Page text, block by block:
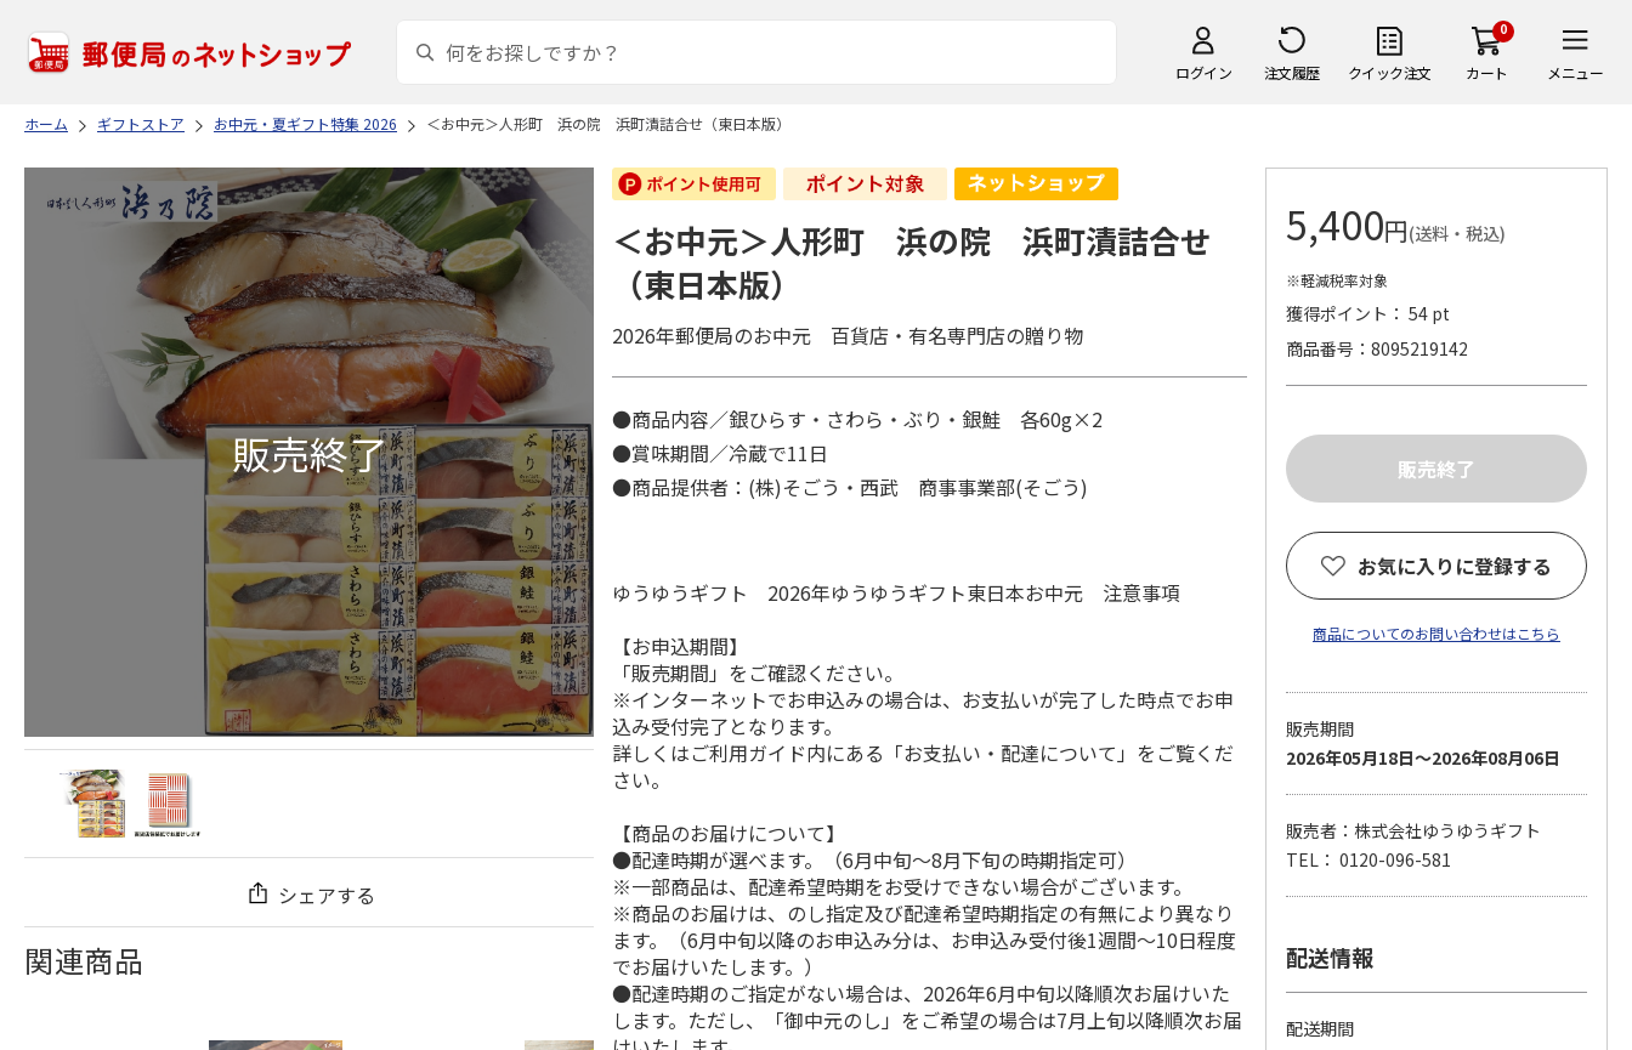
ログイン 注文履歴 クイック注文
0
カート メニュー
ホーム ギフトストア お中元・夏ギフト特集 2026 ＜お中元＞人形町 浜の院 浜町漬詰合せ（東日本版）
シェアする
関連商品
＜お中元＞人形町 浜の院 浜町漬詰合せ
（東日本版）
2026年郵便局のお中元 百貨店・有名専門店の贈り物
●商品内容／銀ひらす・さわら・ぶり・銀鮭 各60g×2
●賞味期間／冷蔵で11日
●商品提供者：(株)そごう・西武 商事事業部(そごう)
ゆうゆうギフト 2026年ゆうゆうギフト東日本お中元 注意事項
【お申込期間】
「販売期間」をご確認ください。
※インターネットでお申込みの場合は、お支払いが完了した時点でお申
込み受付完了となります。
詳しくはご利用ガイド内にある「お支払い・配達について」をご覧くだ
さい。
【商品のお届けについて】
●配達時期が選べます。（6月中旬～8月下旬の時期指定可）
※一部商品は、配達希望時期をお受けできない場合がございます。
※商品のお届けは、のし指定及び配達希望時期指定の有無により異なり
ます。（6月中旬以降のお申込み分は、お申込み受付後1週間～10日程度
でお届けいたします。）
●配達時期のご指定がない場合は、2026年6月中旬以降順次お届けいた
します。ただし、「御中元のし」をご希望の場合は7月上旬以降順次お届
5,400円(送料・税込)
※軽減税率対象
獲得ポイント： 54 pt
商品番号
8095219142
お気に入りに登録する
商品についてのお問い合わせはこちら
販売期間
2026年05月18日～2026年08月06日
販売者：株式会社ゆうゆうギフト
TEL： 0120-096-581
配送情報
配送期間